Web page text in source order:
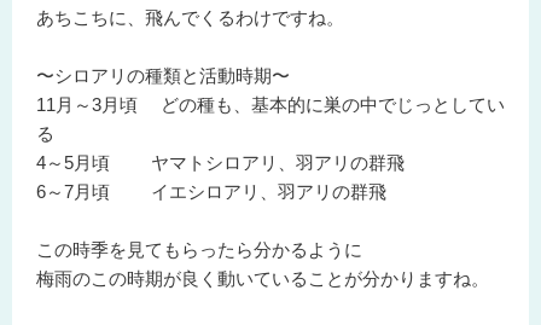
あちこちに、飛んでくるわけですね。
〜シロアリの種類と活動時期〜
11月～3月頃 どの種も、基本的に巣の中でじっとしてい
る
4～5月頃 ヤマトシロアリ、羽アリの群飛
6～7月頃 イエシロアリ、羽アリの群飛
この時季を見てもらったら分かるように
梅雨のこの時期が良く動いていることが分かりますね。